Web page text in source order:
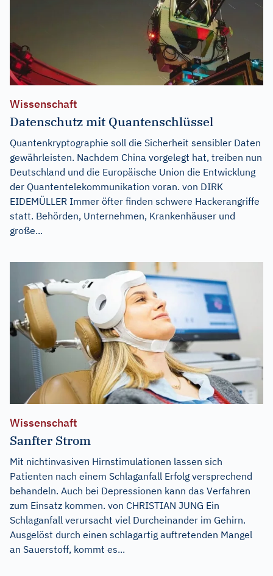
Wissenschaft
Datenschutz mit Quantenschlüssel
Quantenkryptographie soll die Sicherheit sensibler Daten
gewährleisten. Nachdem China vorgelegt hat, treiben nun
Deutschland und die Europäische Union die Entwicklung
der Quantentelekommunikation voran. von DIRK
EIDEMÜLLER Immer öfter finden schwere Hackerangriffe
statt. Behörden, Unternehmen, Krankenhäuser und
große...
Wissenschaft
Sanfter Strom
Mit nichtinvasiven Hirnstimulationen lassen sich
Patienten nach einem Schlaganfall Erfolg versprechend
behandeln. Auch bei Depressionen kann das Verfahren
zum Einsatz kommen. von CHRISTIAN JUNG Ein
Schlaganfall verursacht viel Durcheinander im Gehirn.
Ausgelöst durch einen schlagartig auftretenden Mangel
an Sauerstoff, kommt es...